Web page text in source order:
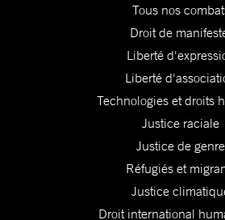
Tous nos
Droit de
Liberté
Liberté
Technologies et droits
Justice raciale
Justice de genre
Réfugiés et
Justice
Droit international